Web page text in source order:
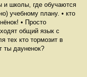
и школы, где обучаются
учебному плану. • кто
• Просто
общий язык с
тех кто тормозит в
ты дауненок?